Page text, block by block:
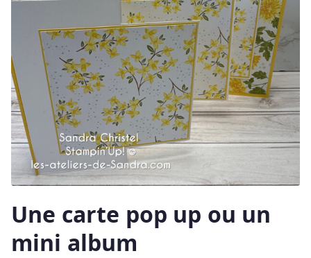
Une carte pop up ou un
mini album